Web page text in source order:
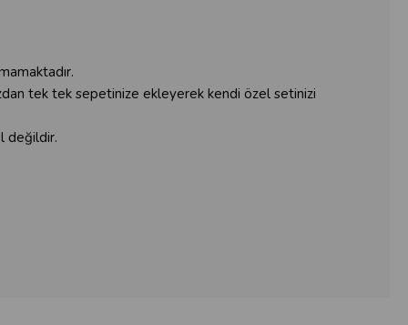
tek tek sepetinize ekleyerek kendi özel setinizi
değildir.